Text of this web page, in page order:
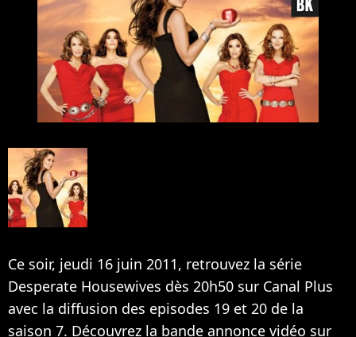
Ce soir, jeudi 16 juin 2011, retrouvez la série
Desperate Housewives dès 20h50 sur Canal Plus
avec la diffusion des episodes 19 et 20 de la
saison 7. Découvrez la bande annonce vidéo sur